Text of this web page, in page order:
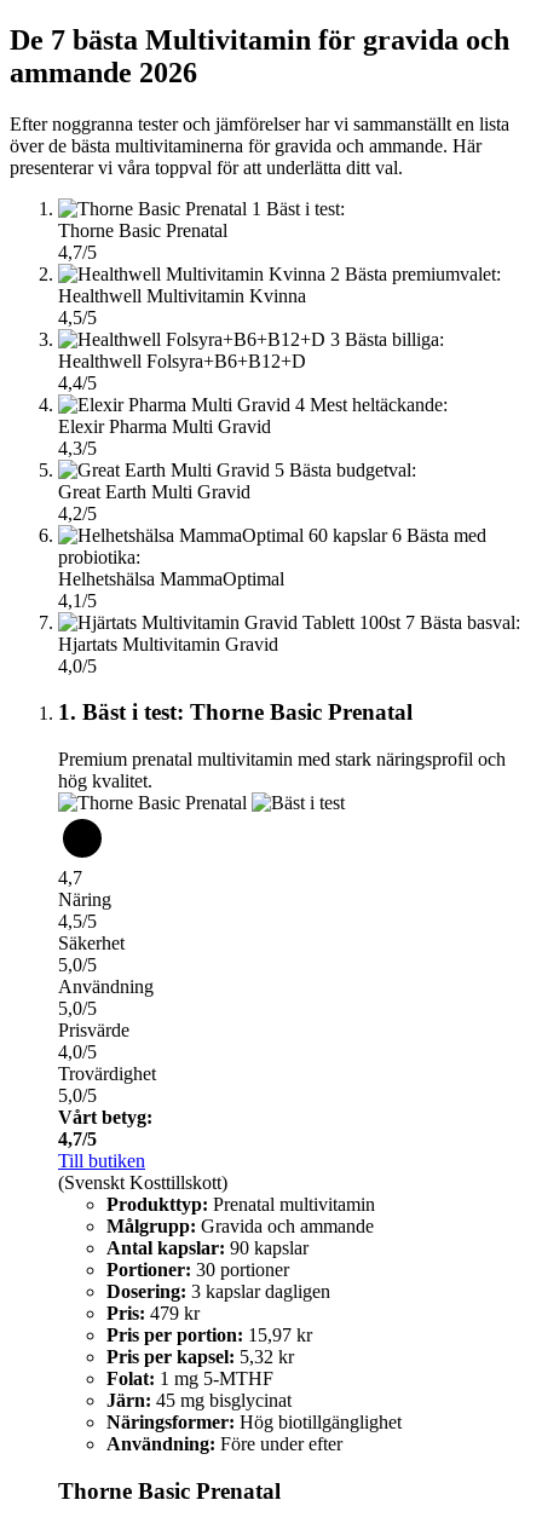
De 7 bästa Multivitamin för gravida och
ammande 2026
Efter noggranna tester och jämförelser har vi sammanställt en lista
över de bästa multivitaminerna för gravida och ammande. Här
presenterar vi våra toppval för att underlätta ditt val.
1 Bäst i test:
Thorne Basic Prenatal
4,7/5
2 Bästa premiumvalet:
Healthwell Multivitamin Kvinna
4,5/5
3 Bästa billiga:
Healthwell Folsyra+B6+B12+D
4,4/5
4 Mest heltäckande:
Elexir Pharma Multi Gravid
4,3/5
5 Bästa budgetval:
Great Earth Multi Gravid
4,2/5
6 Bästa med
probiotika:
Helhetshälsa MammaOptimal
4,1/5
7 Bästa basval:
Hjartats Multivitamin Gravid
4,0/5
1. Bäst i test: Thorne Basic Prenatal
Premium prenatal multivitamin med stark näringsprofil och
hög kvalitet.
4,7
Näring
4,5/5
Säkerhet
5,0/5
Användning
5,0/5
Prisvärde
4,0/5
Trovärdighet
5,0/5
Vårt betyg:
4,7/5
Till butiken
(Svenskt Kosttillskott)
Produkttyp: Prenatal multivitamin
Målgrupp: Gravida och ammande
Antal kapslar: 90 kapslar
Portioner: 30 portioner
Dosering: 3 kapslar dagligen
Pris: 479 kr
Pris per portion: 15,97 kr
Pris per kapsel: 5,32 kr
Folat: 1 mg 5-MTHF
Järn: 45 mg bisglycinat
Näringsformer: Hög biotillgänglighet
Användning: Före under efter
Thorne Basic Prenatal